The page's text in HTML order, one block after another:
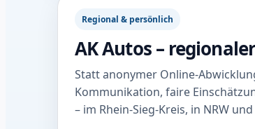
Regional & persönlich
AK Autos –
Statt anonymer Online-
Kommunikation, faire
– im Rhein-Sieg-Kreis, in NRW